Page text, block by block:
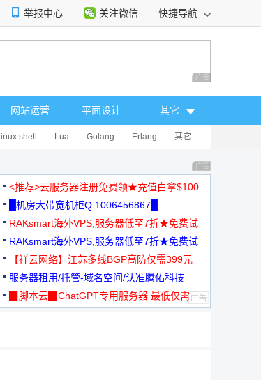
举报中心 关注微信 快捷导航
广告 商业广告，理
网站运营 平面设计 其它
linux shell Lua Golang Erlang 其它
广告 商业广告，理
<推荐>云服务器注册免费领★充值白拿$100
█机房大带宽机柜Q:1006456867█
RAKsmart海外VPS,服务器低至7折★免费试
用★
RAKsmart海外VPS,服务器低至7折★免费试
用★
【祥云网络】江苏多线BGP高防仅需399元
服务器租用/托管-域名空间/认准腾佑科技
▉脚本云▉ChatGPT专用服务器 最低仅需